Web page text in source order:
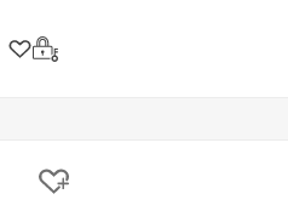
クリップリスト
ログイン
クリップする